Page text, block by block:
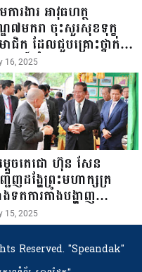
ការងារ អាវុធហត្ថ
៧មករា ចុះសួរសុខទុក្ខ
ជិក ដែលជួបគ្រោះថ្នាក់
ចរណ៍ កំពុងសម្រាកព្យាបាល
ន្ទីរពេទ្យ!
16, 2025
េចតេជោ ហ៊ុន សែន
ើញដង្ហែព្រះមហាក្សត្រ
ទតការតាំងបង្ហាញ
ផលកសិកម្ម កសិ
ាហកម្ម និងសិប្បកម្ម ក្នុង
រាជពិធីច្រត់ព្រះនង្គ័ល...
15, 2025
Reserved. "Speandak"